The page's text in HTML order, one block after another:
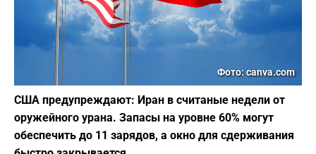
Фото: canva.com
США предупреждают: Иран в считаные недели от
оружейного урана. Запасы на уровне 60% могут
обеспечить до 11 зарядов, а окно для сдерживания